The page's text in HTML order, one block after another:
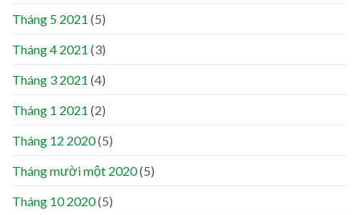
Tháng 5 2021 (5)
Tháng 4 2021 (3)
Tháng 3 2021 (4)
Tháng 1 2021 (2)
Tháng 12 2020(5)
Tháng mười một 2020(5)
Tháng 10 2020(5)